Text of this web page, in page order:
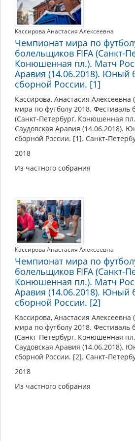
Кассирова Анастасия Алексеевна
Чемпионат мира по
болельщиков FIFA (Санкт-
Конюшенная пл.). Матч
Аравия (14.06.2018). Юный
сборной России. [1]
Кассирова, Анастасия
мира по футболу 2018. Фестиваль
(Санкт-Петербург, Конюшенная
Саудовская Аравия (14.06.2018).
сборной России. [1]. Санкт-
2018
Из частного собрания
Кассирова Анастасия Алексеевна
Чемпионат мира по
болельщиков FIFA (Санкт-
Конюшенная пл.). Матч
Аравия (14.06.2018). Юный
сборной России. [2]
Кассирова, Анастасия
мира по футболу 2018. Фестиваль
(Санкт-Петербург, Конюшенная
Саудовская Аравия (14.06.2018).
сборной России. [2]. Санкт-
2018
Из частного собрания